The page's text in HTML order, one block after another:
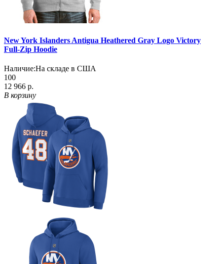
New York Islanders Antigua Heathered Gray Logo Victory
Full-Zip Hoodie
Наличие:На складе в США
100
12 966 р.
В корзину